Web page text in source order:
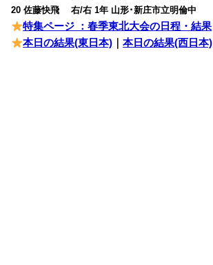
20 佐藤快飛 右/右 1年 山形･新庄市立明倫中
特集ページ ：春季東北大会の日程・結果
本日の結果(東日本) ｜本日の結果(西日本)